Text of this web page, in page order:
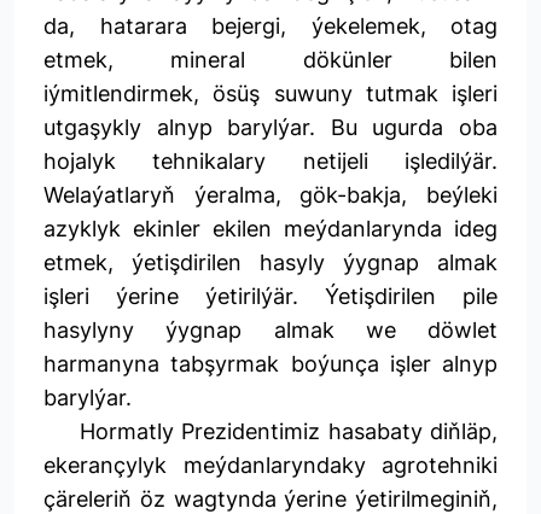
da, hatarara bejergi, ýekelemek, otag
etmek, mineral dökünler bilen
iýmitlendirmek, ösüş suwuny tutmak işleri
utgaşykly alnyp barylýar. Bu ugurda oba
hojalyk tehnikalary netijeli işledilýär.
Welaýatlaryň ýeralma, gök-bakja, beýleki
azyklyk ekinler ekilen meýdanlarynda ideg
etmek, ýetişdirilen hasyly ýygnap almak
işleri ýerine ýetirilýär. Ýetişdirilen pile
hasylyny ýygnap almak we döwlet
harmanyna tabşyrmak boýunça işler alnyp
barylýar.
Hormatly Prezidentimiz hasabaty diňläp,
ekerançylyk meýdanlaryndaky agrotehniki
çäreleriň öz wagtynda ýerine ýetirilmeginiň,